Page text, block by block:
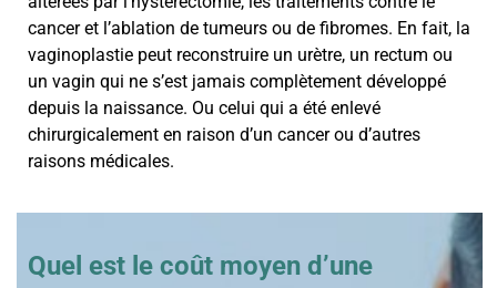
cancer et l’ablation de tumeurs ou de fibromes. En fait, la
vaginoplastie peut reconstruire un urètre, un rectum ou
un vagin qui ne s’est jamais complètement développé
depuis la naissance. Ou celui qui a été enlevé
chirurgicalement en raison d’un cancer ou d’autres
raisons médicales.
Quel est le coût moyen d’une